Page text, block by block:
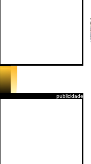
publicidade